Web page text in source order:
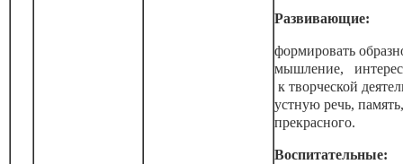
Развивающие:
формировать
мышление,
к творческой
устную речь,
прекрасного.
Воспитательные: